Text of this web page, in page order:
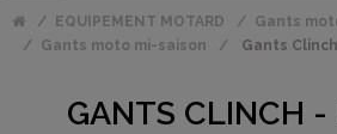
EQUIPEMENT MOTARD
Gants
Gants moto mi-saison
Gants
GANTS CLINCH -